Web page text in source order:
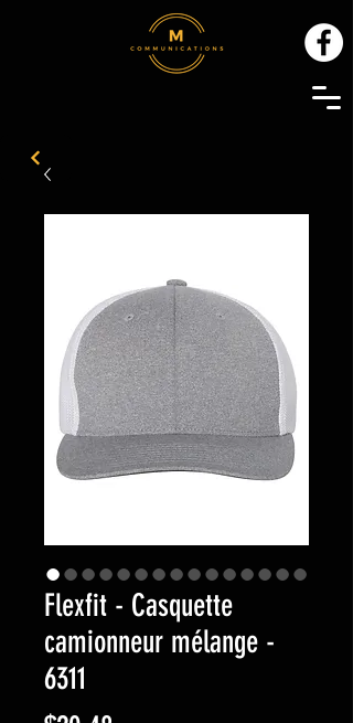
Flexfit - Casquette
camionneur mélange -
6311